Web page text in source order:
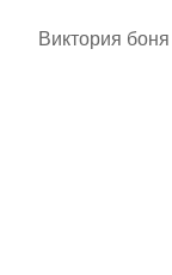
Виктория